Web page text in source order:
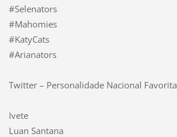
#Selenators
#Mahomies
#KatyCats
#Arianators
Twitter – Personalidade Nacional Favorita
Ivete
Luan Santana